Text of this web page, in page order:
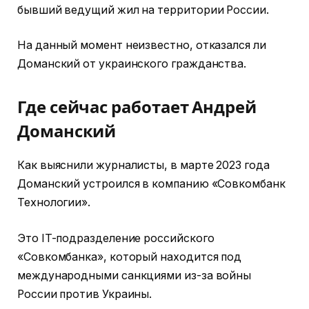
бывший ведущий жил на территории России.
На данный момент неизвестно, отказался ли
Доманский от украинского гражданства.
Где сейчас работает Андрей
Доманский
Как выяснили журналисты, в марте 2023 года
Доманский устроился в компанию «Совкомбанк
Технологии».
Это IT-подразделение российского
«Совкомбанка», который находится под
международными санкциями из-за войны
России против Украины.